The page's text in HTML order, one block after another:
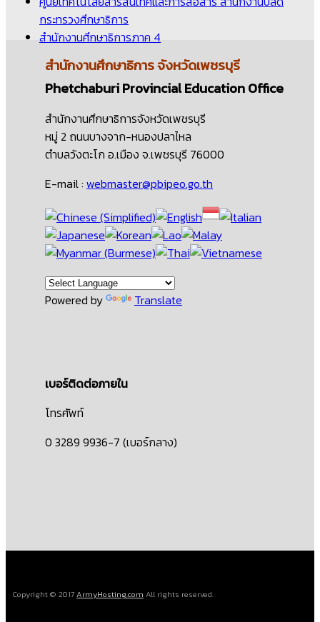
กระทรวงศึกษาธิการ
สำนักงานศึกษาธิการภาค 4
สำนักงานศึกษาธิการจังหวัดเพชรบุรี
Phetchaburi Provincial Education Office
สำนักงานศึกษาธิการจังหวัดเพชรบุรี
หมู่ 2 ถนนบางจาก-หนองปลาไหล
ตำบลวังตะโก อ.เมือง จ.เพชรบุรี 76000
E-mail : webmaster@pbipeo.go.th
Powered by Translate
เบอร์ติดต่อภายใน
โทรศัพท์
0 3289 9936-7 (เบอร์กลาง)
Copyright © 2017ArmyHosting.com All rights reserved.